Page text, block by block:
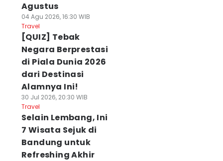
Agustus
04 Agu 2026, 16:30 WIB
Travel
[QUIZ] Tebak
Negara Berprestasi
di Piala Dunia 2026
dari Destinasi
Alamnya Ini!
30 Jul 2026, 20:30 WIB
Travel
Selain Lembang, Ini
7 Wisata Sejuk di
Bandung untuk
Refreshing Akhir